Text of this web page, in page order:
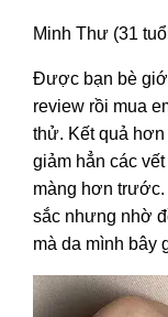
Minh Thư (31
Được bạn bè
review rồi mua
thử. Kết quả
giảm hẳn các
màng hơn
sắc nhưng nhờ
mà da mình bây